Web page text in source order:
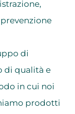
di
di qualità e
in cui noi
prodotti